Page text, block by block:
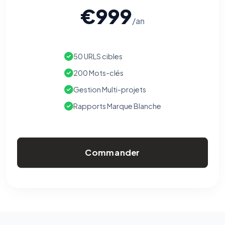
€999/an
50 URLS cibles
200 Mots-clés
Gestion Multi-projets
Rapports Marque Blanche
Commander